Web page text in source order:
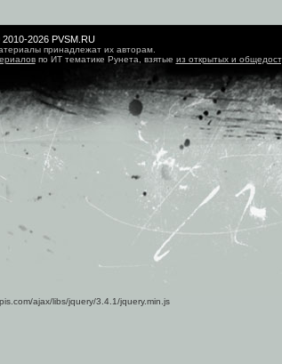
2026 PVSM.RU
принадлежат их авторам.
по ИТ тематике Рунета, взятые из открытых и
ajax/libs/jquery/3.4.1/jquery.min.js